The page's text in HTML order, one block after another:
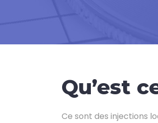
Qu’est
Ce sont des injections